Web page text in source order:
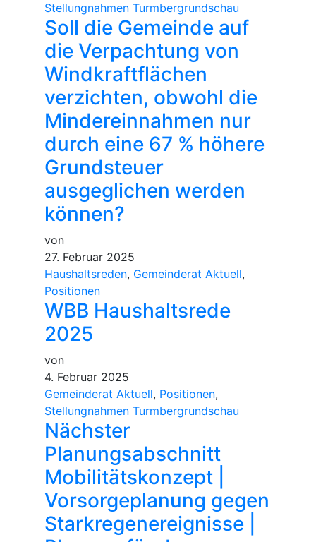
Stellungnahmen Turmbergrundschau
Soll die Gemeinde auf
die Verpachtung von
Windkraftflächen
verzichten, obwohl die
Mindereinnahmen nur
durch eine 67 % höhere
Grundsteuer
ausgeglichen werden
können?
von
27. Februar 2025
Haushaltsreden, Gemeinderat Aktuell,
Positionen
WBB Haushaltsrede
2025
von
4. Februar 2025
Gemeinderat Aktuell, Positionen,
Stellungnahmen Turmbergrundschau
Nächster
Planungsabschnitt
Mobilitätskonzept |
Vorsorgeplanung gegen
Starkregenereignisse |